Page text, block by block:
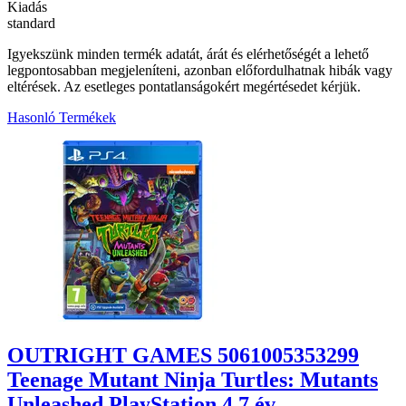
Kiadás
standard
Igyekszünk minden termék adatát, árát és elérhetőségét a lehető
legpontosabban megjeleníteni, azonban előfordulhatnak hibák vagy
eltérések. Az esetleges pontatlanságokért megértésedet kérjük.
Hasonló Termékek
OUTRIGHT GAMES 5061005353299
Teenage Mutant Ninja Turtles: Mutants